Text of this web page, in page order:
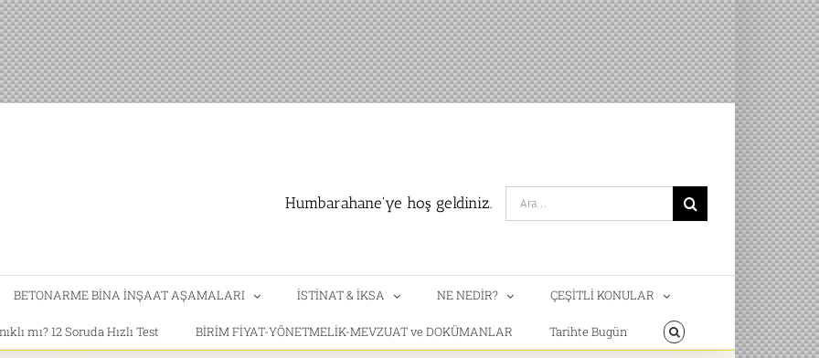
Humbarahane'ye hoş geldiniz.
Search
for:
BETONARME BİNA İNŞAAT AŞAMALARI İSTİNAT & İKSA NE NEDİR? ÇEŞİTLİ KONULAR
mı? 12 Soruda Hızlı Test BİRİM FİYAT-YÖNETMELİK-MEVZUAT ve DOKÜMANLAR Tarihte Bugün